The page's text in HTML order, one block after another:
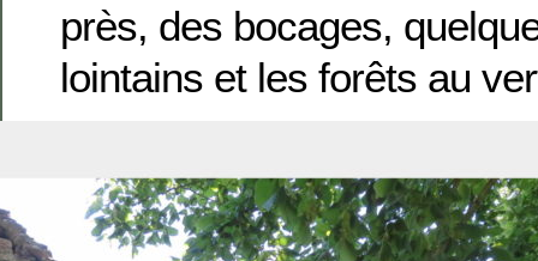
près, des bocages,
lointains et les forêts au